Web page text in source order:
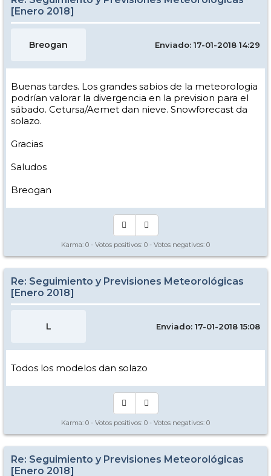
[Enero 2018]
Breogan Enviado: 17-01-2018 14:29
Buenas tardes. Los grandes sabios de la meteorologia
podrían valorar la divergencia en la prevision para el
sábado. Cetursa/Aemet dan nieve. Snowforecast da
solazo.
Gracias
Saludos
Breogan
Karma: 0 - Votos positivos: 0 - Votos negativos: 0
Re: Seguimiento y Previsiones Meteorológicas
[Enero 2018]
L Enviado: 17-01-2018 15:08
Todos los modelos dan solazo
Karma: 0 - Votos positivos: 0 - Votos negativos: 0
Re: Seguimiento y Previsiones Meteorológicas
[Enero 2018]